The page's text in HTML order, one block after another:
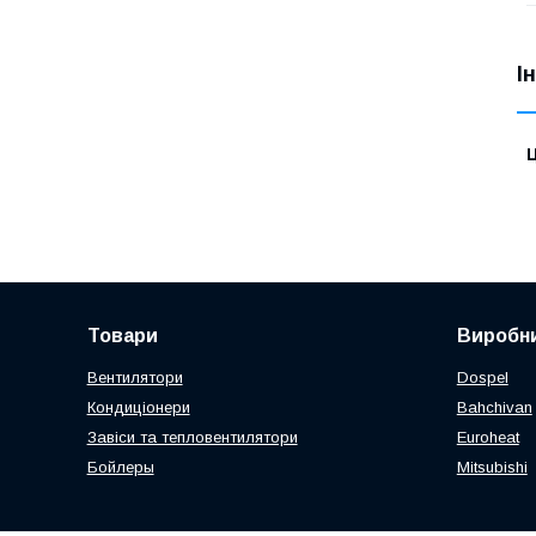
Товари
Вентилятори
Кондиціонери
Завіси та тепловентилятори
Бойлеры
Dospel
Bahchivan
Euroheat
Mitsubishi